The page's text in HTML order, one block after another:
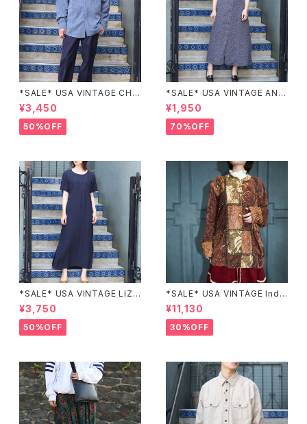
*SALE* USA VINTAGE CHE
CK PATTERNED BAND COL
LAR SHIRT/アメリカ古着チェッ
ク柄バンドカラーシャツ
¥3,450
50%OFF
*SALE* USA VINTAGE ANN
EX HALF SLEEVE FLOWER
PATTERNED ONE PIECE/ア
メリカ古着半袖花柄ワンピース
¥1,950
70%OFF
*SALE* USA VINTAGE LIZ c
laiborne EMBROIDERY DES
IGN NAVY ONE PIECE/アメリ
カ古着刺繍デザインネイビーワ
ンピース
¥3,750
50%OFF
*SALE* USA VINTAGE Indi
go moon PATCHWORK EM
BROIDERY DESIGN JACKE
T/アメリカ古着パッチワーク刺
繍ジャケット
¥11,130
30%OFF